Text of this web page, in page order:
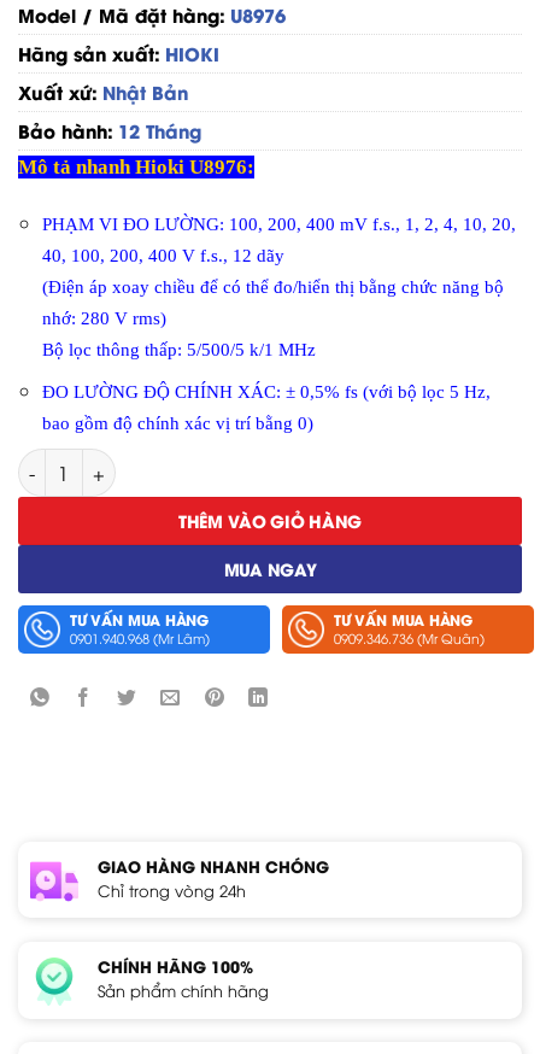
Model / Mã đặt hàng: U8976
Hãng sản xuất: HIOKI
Xuất xứ: Nhật Bản
Bảo hành: 12 Tháng
Mô tả nhanh Hioki U8976:
PHẠM VI ĐO LƯỜNG: 100, 200, 400 mV f.s., 1, 2, 4, 10, 20,
40, 100, 200, 400 V f.s., 12 dãy
(Điện áp xoay chiều để có thể đo/hiển thị bằng chức năng bộ
nhớ: 280 V rms)
Bộ lọc thông thấp: 5/500/5 k/1 MHz
ĐO LƯỜNG ĐỘ CHÍNH XÁC: ± 0,5% fs (với bộ lọc 5 Hz,
bao gồm độ chính xác vị trí bằng 0)
Ngõ Vào Tương Tự Tốc Độ Cao Hioki U8976 số lượng
THÊM VÀO GIỎ HÀNG
MUA NGAY
TƯ VẤN MUA HÀNG
0901.940.968 (Mr Lâm)
TƯ VẤN MUA HÀNG
0909.346.736 (Mr Quân)
GIAO HÀNG NHANH CHÓNG
Chỉ trong vòng 24h
CHÍNH HÃNG 100%
Sản phẩm chính hãng